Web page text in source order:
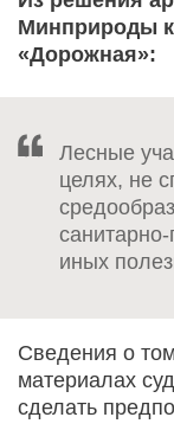
Минприроды
«Дорожная»:
Лесные
целях, не
иных
Сведения о
материалах
сделать